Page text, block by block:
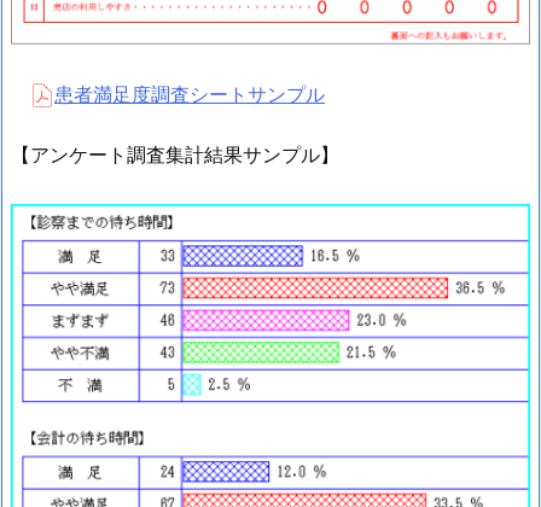
患者満足度調査シートサンプル
【アンケート調査集計結果サンプル】